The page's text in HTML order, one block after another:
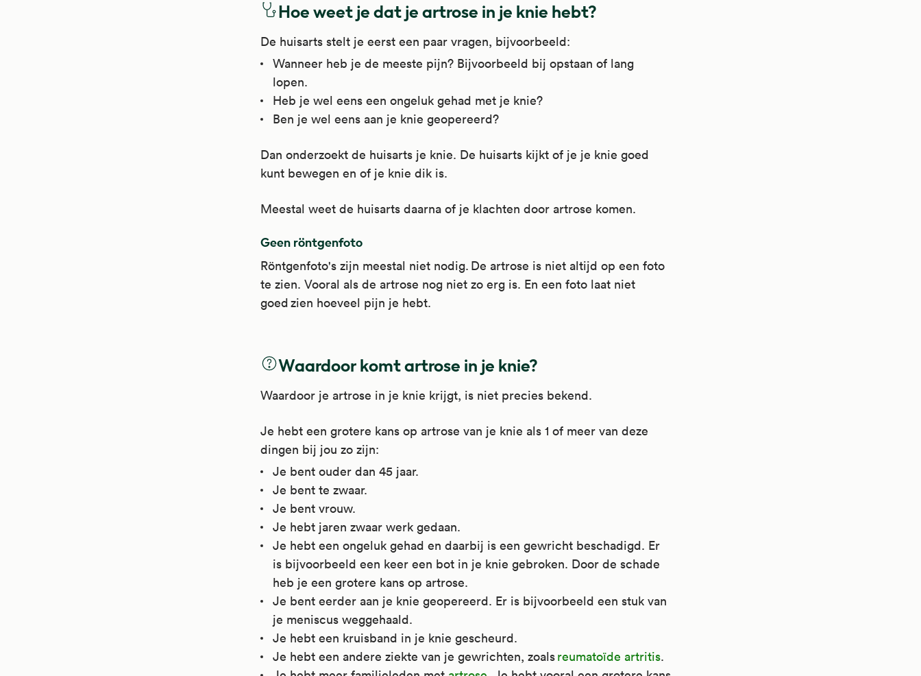
Hoe weet je dat je artrose in je knie hebt?
De huisarts stelt je eerst een paar vragen, bijvoorbeeld:
Wanneer heb je de meeste pijn? Bijvoorbeeld bij opstaan of lang
lopen.
Heb je wel eens een ongeluk gehad met je knie?
Ben je wel eens aan je knie geopereerd?
Dan onderzoekt de huisarts je knie. De huisarts kijkt of je je knie goed
kunt bewegen en of je knie dik is.
Meestal weet de huisarts daarna of je klachten door artrose komen.
Geen röntgenfoto
Röntgenfoto's zijn meestal niet nodig. De artrose is niet altijd op een foto
te zien. Vooral als de artrose nog niet zo erg is. En een foto laat niet
goed zien hoeveel pijn je hebt.
Waardoor komt artrose in je knie?
Waardoor je artrose in je knie krijgt, is niet precies bekend.
Je hebt een grotere kans op artrose van je knie als 1 of meer van deze
dingen bij jou zo zijn:
Je bent ouder dan 45 jaar.
Je bent te zwaar.
Je bent vrouw.
Je hebt jaren zwaar werk gedaan.
Je hebt een ongeluk gehad en daarbij is een gewricht beschadigd. Er
is bijvoorbeeld een keer een bot in je knie gebroken. Door de schade
heb je een grotere kans op artrose.
Je bent eerder aan je knie geopereerd. Er is bijvoorbeeld een stuk van
je meniscus weggehaald.
Je hebt een kruisband in je knie gescheurd.
Je hebt een andere ziekte van je gewrichten, zoalsreumatoïde artritis.